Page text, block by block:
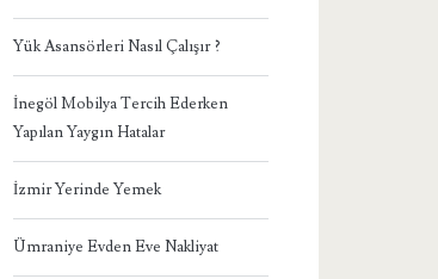
Yük Asansörleri Nasıl Çalışır ?
İnegöl Mobilya Tercih Ederken
Yapılan Yaygın Hatalar
İzmir Yerinde Yemek
Ümraniye Evden Eve Nakliyat